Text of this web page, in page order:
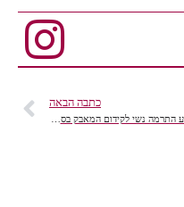
כתבה הבאה